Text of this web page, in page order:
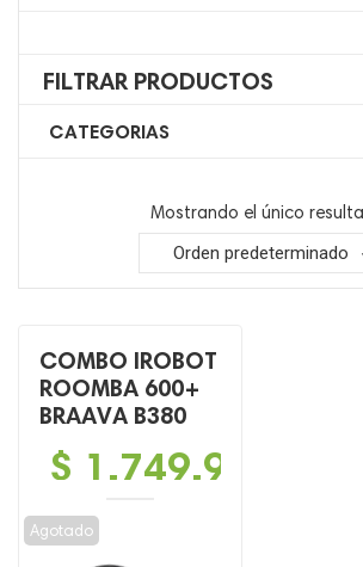
FILTRAR PRODUCTOS
CATEGORIAS
Mostrando el único
Orden predeterminado
COMBO IROBOT
ROOMBA 600+
BRAAVA B380
$ 1,749,900
Agotado